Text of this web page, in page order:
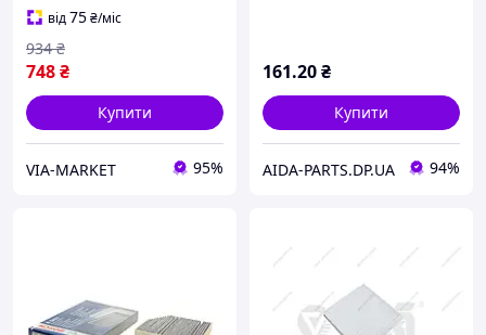
від75₴/міс
748₴
934 ₴
Купити
VIA-MARKET 95%
161.20₴
Купити
AIDA-PARTS.DP.UA 94%